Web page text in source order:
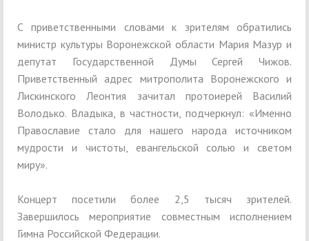
С приветственными словами к зрителям обратились
министр культуры Воронежской области Мария Мазур и
депутат Государственной Думы Сергей Чижов.
Приветственный адрес митрополита Воронежского и
Лискинского Леонтия зачитал протоиерей Василий
Володько. Владыка, в частности, подчеркнул: «Именно
Православие стало для нашего народа источником
мудрости и чистоты, евангельской солью и светом
миру».
Концерт посетили более 2,5 тысяч зрителей.
Завершилось мероприятие совместным исполнением
Гимна Российской Федерации.